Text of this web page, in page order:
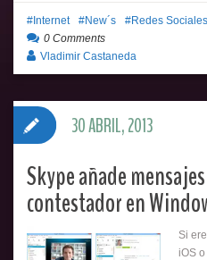
Internet New´s Redes Sociales
0 Comments
Vladimir Castaneda
Skype añade
contestador en
Si
iOS
30 ABRIL, 2013